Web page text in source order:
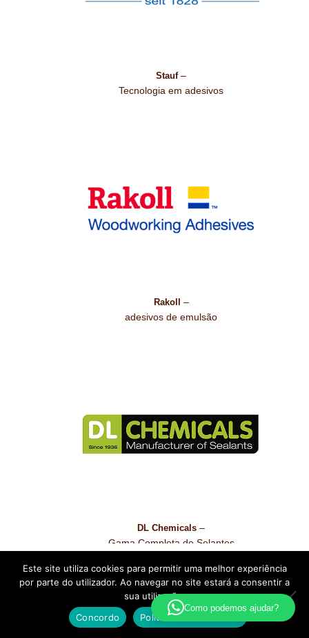
Stauf–
Tecnologia em adesivos
Rakoll –
adesivos de emulsão
DL Chemicals –
Gama Completa de Selantes
Como podemos ajudar?
Este site utiliza cookies para permitir uma melhor experiência
por parte do utilizador. Ao navegar no site estará a consentir a
sua utilização.
Concordo
Política de Privacidade